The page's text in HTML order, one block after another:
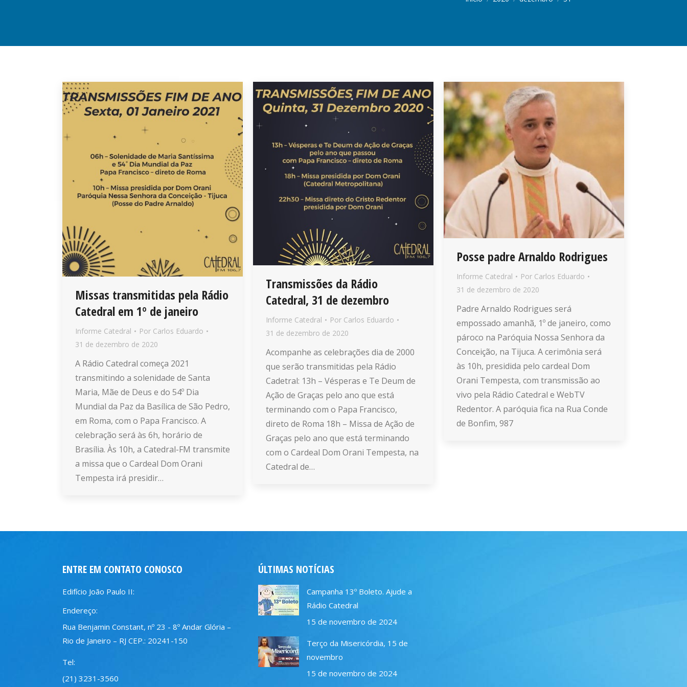
Missas transmitidas pela Rádio
Catedral em 1º de janeiro
Informe Catedral Por Carlos Eduardo
31 de dezembro de 2020
A Rádio Catedral começa 2021
transmitindo a solenidade de Santa
Maria, Mãe de Deus e do 54º Dia
Mundial da Paz da Basílica de São Pedro,
em Roma, com o Papa Francisco. A
celebração será às 6h, horário de
Brasília. Às 10h, a Catedral-FM transmite
a missa que o Cardeal Dom Orani
Tempesta irá presidir…
Transmissões da Rádio
Catedral, 31 de dezembro
Informe Catedral Por Carlos Eduardo
31 de dezembro de 2020
Acompanhe as celebrações dia de 2000
que serão transmitidas pela Rádio
Cadetral: 13h – Vésperas e Te Deum de
Ação de Graças pelo ano que está
terminando com o Papa Francisco,
direto de Roma 18h – Missa de Ação de
Graças pelo ano que está terminando
com o Cardeal Dom Orani Tempesta, na
Catedral de…
Posse padre Arnaldo Rodrigues
Informe Catedral Por Carlos Eduardo
31 de dezembro de 2020
Padre Arnaldo Rodrigues será
empossado amanhã, 1º de janeiro, como
pároco na Paróquia Nossa Senhora da
Conceição, na Tijuca. A cerimônia será
às 10h, presidida pelo cardeal Dom
Orani Tempesta, com transmissão ao
vivo pela Rádio Catedral e WebTV
Redentor. A paróquia fica na Rua Conde
de Bonfim, 987
ENTRE EM CONTATO CONOSCO
Edifício João Paulo II:
Endereço:
Rua Benjamin Constant, nº 23 - 8º Andar Glória –
Rio de Janeiro – RJ CEP.: 20241-150
Tel:
(21) 3231-3560
ÚLTIMAS NOTÍCIAS
Campanha 13º Boleto. Ajude a
Rádio Catedral
15 de novembro de 2024
Terço da Misericórdia, 15 de
novembro
15 de novembro de 2024